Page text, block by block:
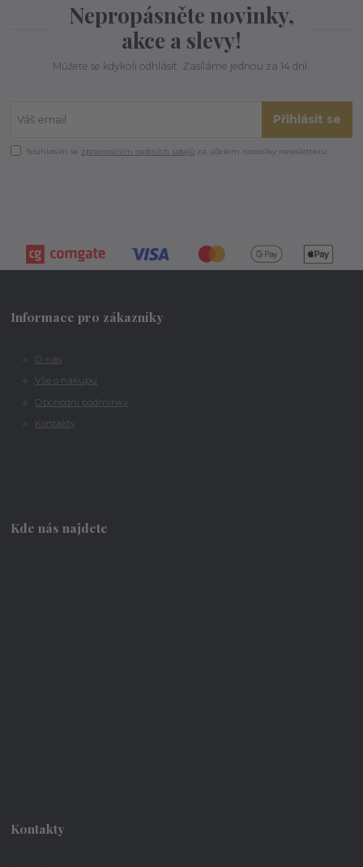
Nepropásněte novinky,
akce a slevy!
Můžete se kdykoli odhlásit. Zasíláme jednou za 14 dní.
Přihlásit se
Souhlasím se zpracováním osobních údajů za účelem rozesílky newsletteru.
Informace pro zákazníky
O nás
Vše o nákupu
Obchodní podmínky
Kontakty
Kde nás najdete
Kontakty